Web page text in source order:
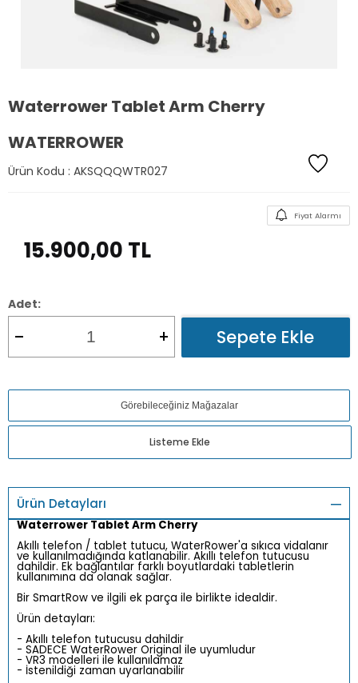
Waterrower Tablet Arm Cherry
WATERROWER
Ürün Kodu : AKSQQQWTR027
Fiyat Alarmı
15.900,00 TL
Adet:
Sepete Ekle
Görebileceğiniz Mağazalar
Listeme Ekle
Ürün Detayları
Waterrower Tablet Arm Cherry
Akıllı telefon / tablet tutucu, WaterRower'a sıkıca vidalanır
ve kullanılmadığında katlanabilir. Akıllı telefon tutucusu
dahildir. Ek bağlantılar farklı boyutlardaki tabletlerin
kullanımına da olanak sağlar.
Bir SmartRow ve ilgili ek parça ile birlikte idealdir.
Ürün detayları:
- Akıllı telefon tutucusu dahildir
- SADECE WaterRower Original ile uyumludur
- VR3 modelleri ile kullanılamaz
- İstenildiği zaman uyarlanabilir